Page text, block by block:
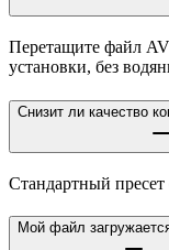
Перетащите файл
установки, без
Снизит ли качество
Стандартный
Мой файл